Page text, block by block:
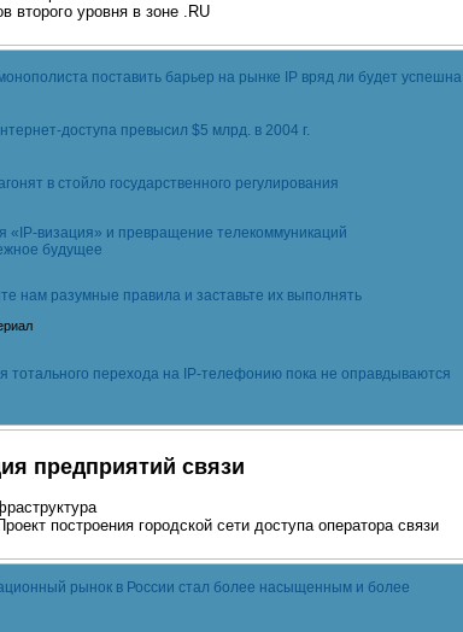
второго уровня в зоне .RU
поставить барьер на рынке IP вряд ли будет успешна
доступа превысил $5 млрд. в 2004 г.
в стойло государственного регулирования
« IP-визация» и превращение телекоммуникаций
будущее
нам разумные правила и заставьте их выполнять
тотального перехода на IP-телефонию пока не оправдываются
предприятий связи
построения городской сети доступа оператора связи
рынок в России стал более насыщенным и более